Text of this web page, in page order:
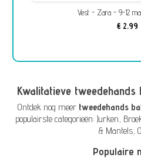
Vest - Zara - 9-12
€ 2,99
Kwalitatieve
Ontdek nog meer tweedehands
populairste categorieën: Jurken,
& Mantels,
Populaire